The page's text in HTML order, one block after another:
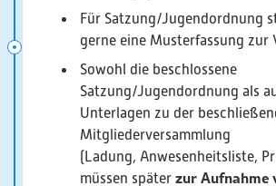
Für Satzung/Jugendordnung
gerne eine Musterfassung zur
Sowohl die beschlossene
Satzung/Jugendordnung als
Unterlagen zu der
Mitgliederversammlung
(Ladung, Anwesenheitsliste,
müssen späterzur Aufnahme